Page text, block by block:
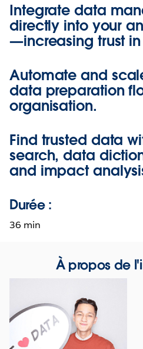
Integrate data
directly into your
—increasing trust
Automate and
data preparation
organisation.
Find trusted data
search, data
and impact
Durée :
36 min
À propos de